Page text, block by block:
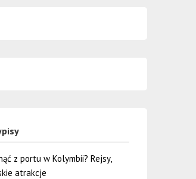
z portu w Kolymbii? Rejsy,
atrakcje